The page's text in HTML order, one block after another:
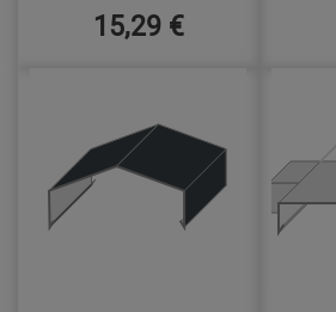
15,29 €